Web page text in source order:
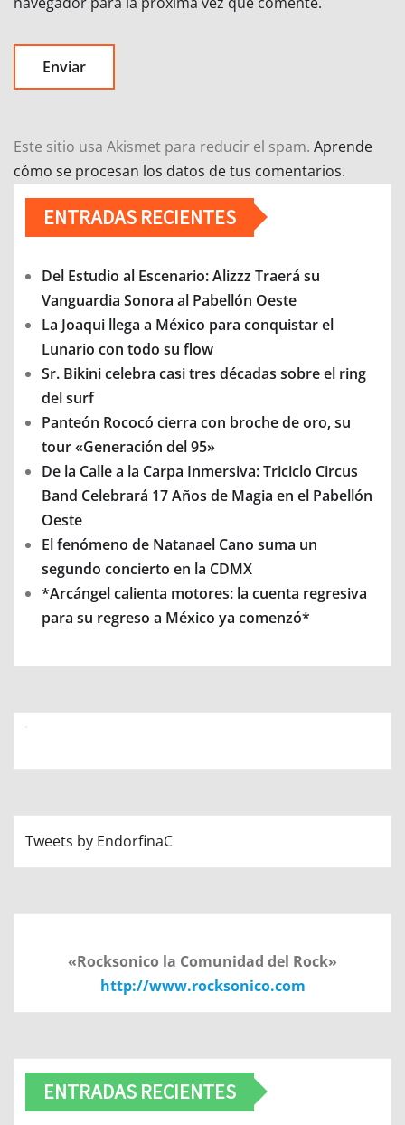
Este sitio usa Akismet para reducir el spam. Aprende
cómo se procesan los datos de tus comentarios.
ENTRADAS RECIENTES
Del Estudio al Escenario: Alizzz Traerá su
Vanguardia Sonora al Pabellón Oeste
La Joaqui llega a México para conquistar el
Lunario con todo su flow
Sr. Bikini celebra casi tres décadas sobre el ring
del surf
Panteón Rococó cierra con broche de oro, su
tour «Generación del 95»
De la Calle a la Carpa Inmersiva: Triciclo Circus
Band Celebrará 17 Años de Magia en el Pabellón
Oeste
El fenómeno de Natanael Cano suma un
segundo concierto en la CDMX
*Arcángel calienta motores: la cuenta regresiva
para su regreso a México ya comenzó*
Tweets by EndorfinaC
«Rocksonico la Comunidad del Rock»
http://www.rocksonico.com
ENTRADAS RECIENTES